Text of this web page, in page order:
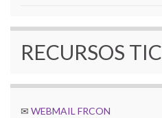
RECURSOS TIC
✉ WEBMAIL FRCON